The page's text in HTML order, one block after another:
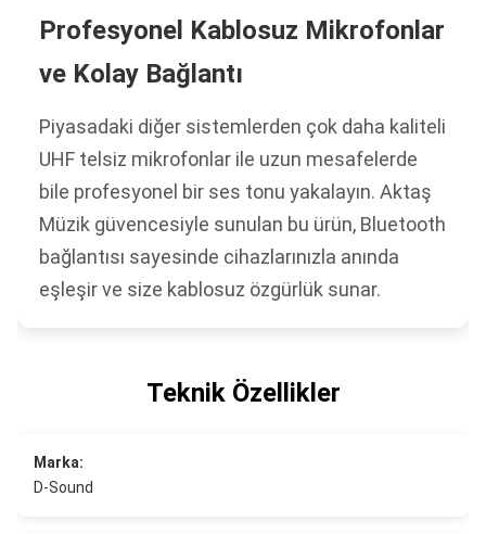
Profesyonel Kablosuz Mikrofonlar
ve Kolay Bağlantı
Piyasadaki diğer sistemlerden çok daha kaliteli
UHF telsiz mikrofonlar ile uzun mesafelerde
bile profesyonel bir ses tonu yakalayın. Aktaş
Müzik güvencesiyle sunulan bu ürün, Bluetooth
bağlantısı sayesinde cihazlarınızla anında
eşleşir ve size kablosuz özgürlük sunar.
Teknik Özellikler
Marka:
D-Sound